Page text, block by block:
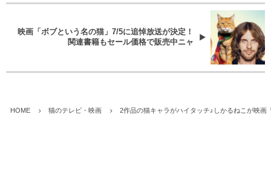
映画「ボブという名の猫」7/5に追悼放送が決定！
関連書籍もセール価格で販売中ニャ
HOME 猫のテレビ・映画 2作品の猫キャラがハイタッチ♪しかるねこが映